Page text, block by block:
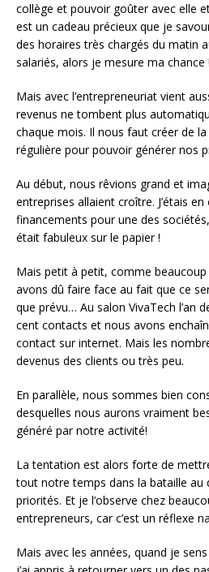
collège et pouvoir goûter avec elle
est un cadeau précieux que je
des horaires très chargés du matin
salariés, alors je mesure ma chance !
Mais avec l’entrepreneuriat vient
revenus ne tombent plus
chaque mois. Il nous faut créer de
régulière pour pouvoir générer nos
Au début, nous rêvions grand et
entreprises allaient croître. J’étais
financements pour une des
était fabuleux sur le papier !
Mais petit à petit, comme beaucoup
avons dû faire face au fait que ce
que prévu… Au salon VivaTech l’an
cent contacts et nous avons
contact sur internet. Mais les
devenus des clients ou très peu.
En parallèle, nous sommes bien
desquelles nous aurons vraiment
généré par notre activité!
La tentation est alors forte de
tout notre temps dans la bataille au
priorités. Et je l’observe chez
entrepreneurs, car c’est un réflexe
Mais avec les années, quand je